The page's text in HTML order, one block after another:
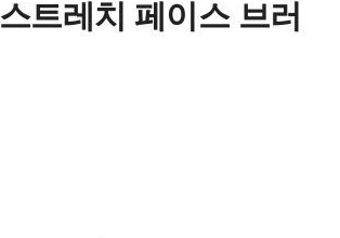
트레치 페이스 브러